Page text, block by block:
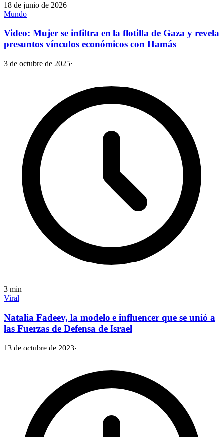
18 de junio de 2026
Mundo
Video: Mujer se infiltra en la flotilla de Gaza y revela
presuntos vínculos económicos con Hamás
3 de octubre de 2025·
3 min
Viral
Natalia Fadeev, la modelo e influencer que se unió a
las Fuerzas de Defensa de Israel
13 de octubre de 2023·